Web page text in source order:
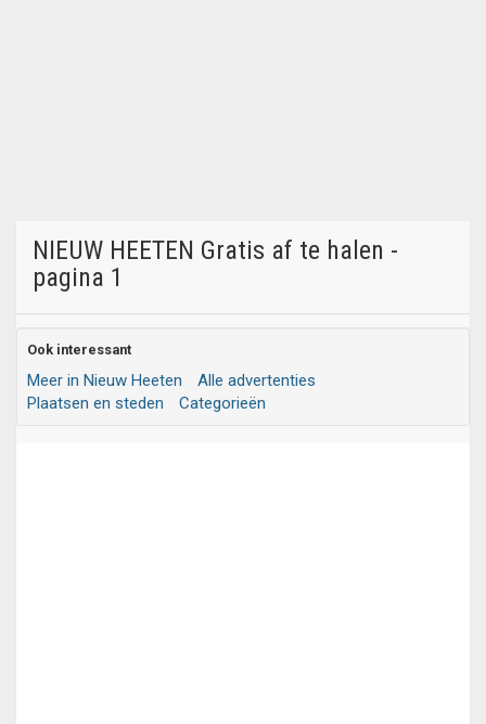
NIEUW HEETEN Gratis af te halen -
pagina 1
Ook interessant
Meer in Nieuw Heeten
Alle advertenties
Plaatsen en steden
Categorieën